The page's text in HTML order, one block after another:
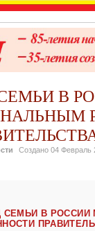
В
Создано 04 Февраль
СЕМЬИ В